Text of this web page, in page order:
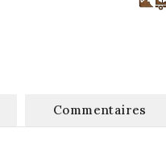
Commentaires